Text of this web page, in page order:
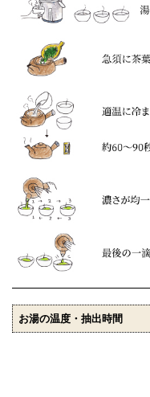
お湯の温度・抽出時間